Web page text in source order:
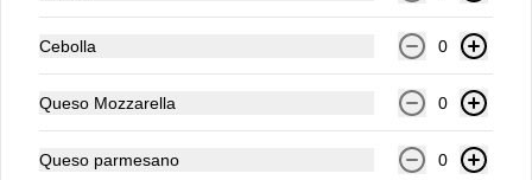
3 tortillas de maíz con guacamole, atún o
salmón fresco, con toque de rábano y
Cebolla 0
Queso Mozzarella 0
Queso parmesano 0